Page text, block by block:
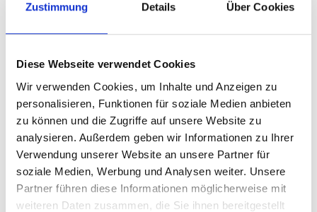
Zustimmung Details Über Cookies
Diese Webseite verwendet Cookies
Wir verwenden Cookies, um Inhalte und Anzeigen zu
personalisieren, Funktionen für soziale Medien anbieten
zu können und die Zugriffe auf unsere Website zu
analysieren. Außerdem geben wir Informationen zu Ihrer
Verwendung unserer Website an unsere Partner für
soziale Medien, Werbung und Analysen weiter. Unsere
Partner führen diese Informationen möglicherweise mit
weiteren Daten zusammen, die Sie ihnen bereitgestellt
August 2023
April 2022
Juli 2021